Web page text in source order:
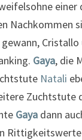
Nachkommen
Gaya, die
Natali
Zuchtstute
Gaya dann